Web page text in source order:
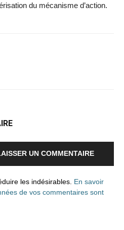
du mécanisme d’action.
UN COMMENTAIRE
les indésirables. En savoir
de vos commentaires sont